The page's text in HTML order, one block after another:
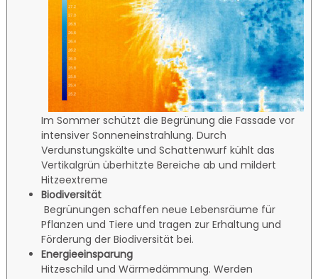
Im Sommer schützt die Begrünung die Fassade vor
intensiver Sonneneinstrahlung. Durch
Verdunstungskälte und Schattenwurf kühlt das
Vertikalgrün überhitzte Bereiche ab und mildert
Hitzeextreme
Biodiversität
Begrünungen schaffen neue Lebensräume für
Pflanzen und Tiere und tragen zur Erhaltung und
Förderung der Biodiversität bei.
Energieeinsparung
Hitzeschild und Wärmedämmung. Werden